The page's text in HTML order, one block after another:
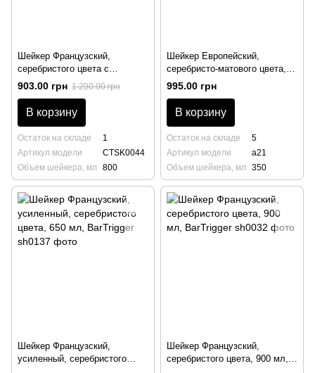
Шейкер Французский,
серебристого цвета с
гравировкой, 800 мл, Gaudi,
BarTrigger
903.00 грн 1 290.00 грн
В корзину
Остаток на складе
1
Артикул модели
CTSK0044
Объем шейкера, мл
800
Шейкер Европейский,
серебристо-матового цвета,
350 мл, BarTrigger
995.00 грн
В корзину
Остаток на складе
5
Артикул модели
a21
Объем шейкера, мл
350
Шейкер Французский,
усиленный, серебристого
Шейкер Французский,
серебристого цвета, 900 мл,